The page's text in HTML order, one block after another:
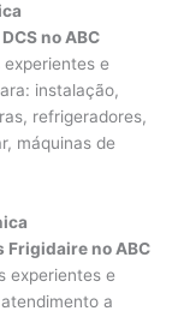
no ABC
e
instalação,
refrigeradores,
máquinas de
Frigidaire no ABC
experientes e
a